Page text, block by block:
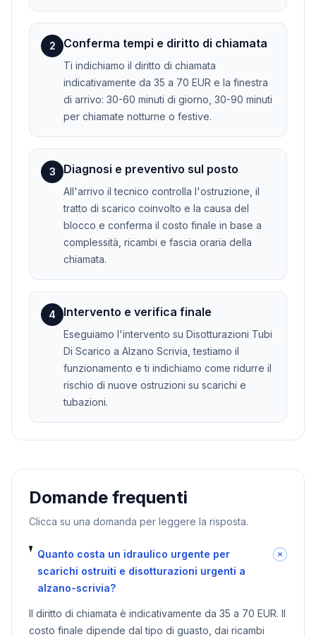
2 Conferma tempi e diritto di chiamata
Ti indichiamo il diritto di chiamata
indicativamente da 35 a 70 EUR e la finestra
di arrivo: 30-60 minuti di giorno, 30-90 minuti
per chiamate notturne o festive.
3 Diagnosi e preventivo sul posto
All'arrivo il tecnico controlla l'ostruzione, il
tratto di scarico coinvolto e la causa del
blocco e conferma il costo finale in base a
complessità, ricambi e fascia oraria della
chiamata.
4 Intervento e verifica finale
Eseguiamo l'intervento su Disotturazioni Tubi
Di Scarico a Alzano Scrivia, testiamo il
funzionamento e ti indichiamo come ridurre il
rischio di nuove ostruzioni su scarichi e
tubazioni.
Domande frequenti
Clicca su una domanda per leggere la risposta.
Quanto costa un idraulico urgente per
scarichi ostruiti e disotturazioni urgenti a
alzano-scrivia?
Il diritto di chiamata è indicativamente da 35 a 70 EUR. Il
costo finale dipende dal tipo di guasto, dai ricambi